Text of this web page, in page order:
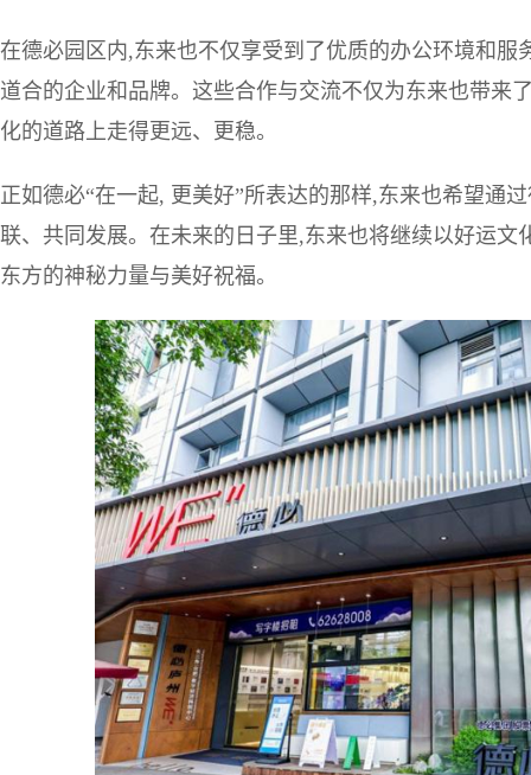
在德必园区内,东来也不仅享受到了优质的办公环境和
道合的企业和品牌。这些合作与交流不仅为东来也带来
化的道路上走得更远、更稳。
正如德必“在一起, 更美好”所表达的那样,东来也希望通
联、共同发展。在未来的日子里,东来也将继续以好运
东方的神秘力量与美好祝福。